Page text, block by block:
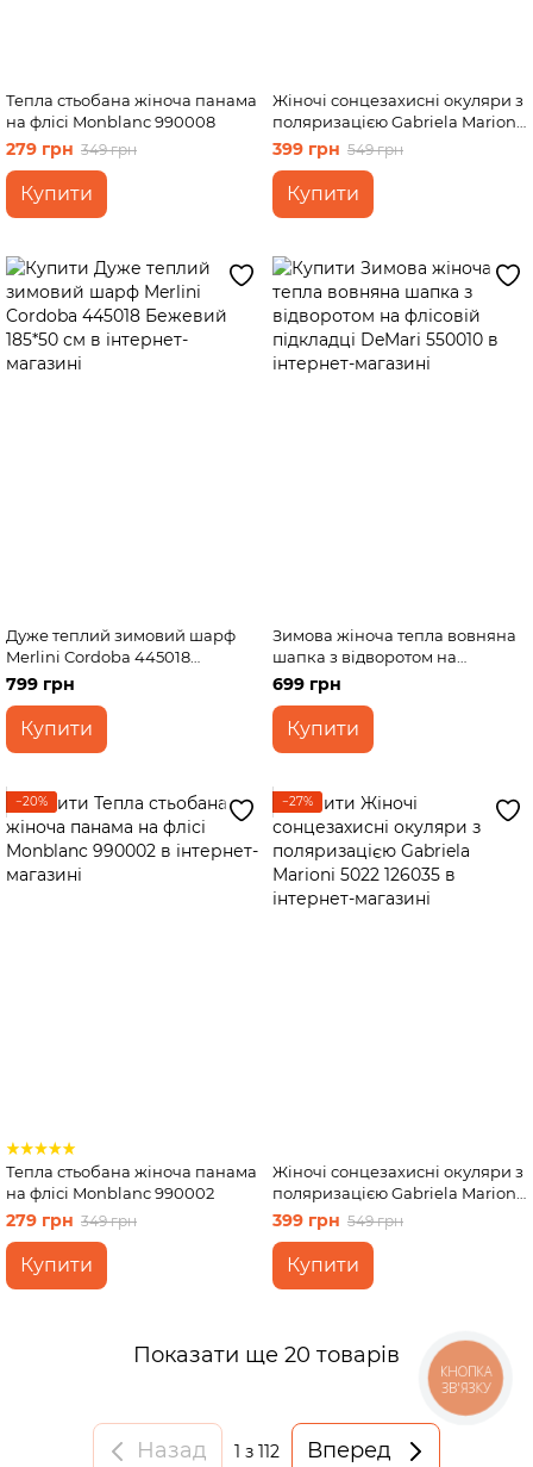
Тепла стьобана жіноча панама
на флісі Monblanc 990008
279 грн 349 грн
Купити
Жіночі сонцезахисні окуляри з
поляризацією Gabriela Marioni
5009 126022
399 грн 549 грн
Купити
Дуже теплий зимовий шарф
Merlini Cordoba 445018
Бежевий 185*50 см
799 грн
Купити
Зимова жіноча тепла вовняна
шапка з відворотом на
флісовій підкладці DeMari
550010
699 грн
Купити
−20%
Тепла стьобана жіноча панама
на флісі Monblanc 990002
279 грн 349 грн
Купити
−27%
Жіночі сонцезахисні окуляри з
поляризацією Gabriela Marioni
5022 126035
399 грн 549 грн
Купити
Показати ще 20 товарів
Назад 1 з 112 Вперед
КНОПКА
ЗВ'ЯЗКУ